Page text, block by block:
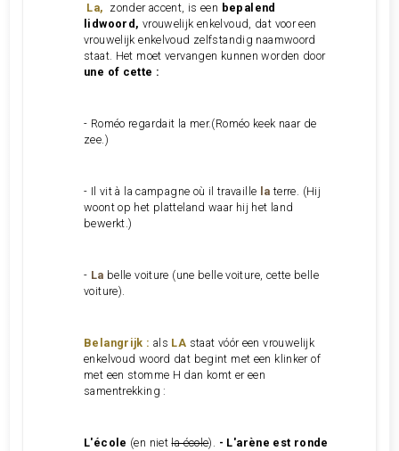
La, zonder accent, is een bepalend
lidwoord, vrouwelijk enkelvoud, dat voor een
vrouwelijk enkelvoud zelfstandig naamwoord
staat. Het moet vervangen kunnen worden door
une of cette :
- Roméo regardait la mer.(Roméo keek naar de
zee.)
- Il vit à la campagne où il travaille la terre. (Hij
woont op het platteland waar hij het land
bewerkt.)
- La belle voiture (une belle voiture, cette belle
voiture).
Belangrijk : als LA staat vóór een vrouwelijk
enkelvoud woord dat begint met een klinker of
met een stomme H dan komt er een
samentrekking :
L'école (en nietla école). - L'arène e st rond e